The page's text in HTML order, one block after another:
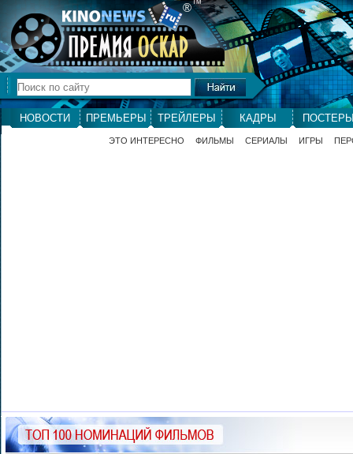
®ТМ
НОВОСТИ ПРЕМЬЕРЫ ТРЕЙЛЕРЫ КАДРЫ
ЭТО ИНТЕРЕСНО ФИЛЬМЫ СЕРИАЛЫ ИГРЫ